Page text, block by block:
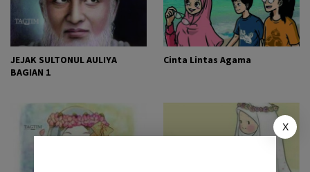
JEJAK SULTONUL AULIYA
BAGIAN 1
Cinta Lintas Agama
X